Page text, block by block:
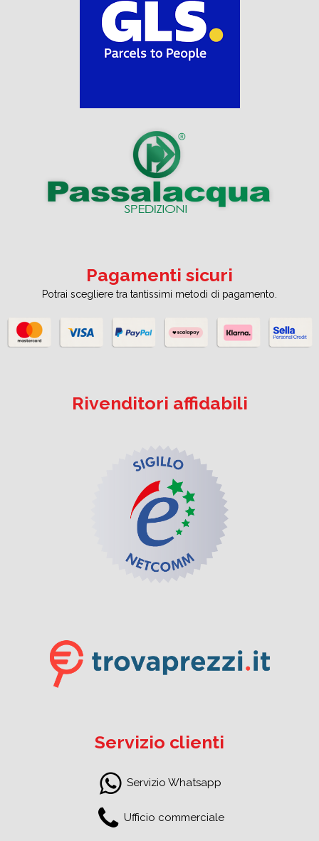
Pagamenti sicuri
Potrai scegliere tra tantissimi metodi di pagamento.
Rivenditori affidabili
Servizio clienti
Servizio Whatsapp
Ufficio commerciale